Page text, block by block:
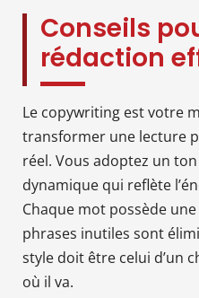
Conseils
rédaction
Le copywriting est votre
transformer une lecture
réel. Vous adoptez un
dynamique qui reflète
Chaque mot possède
phrases inutiles sont
style doit être celui d’un
où il va.